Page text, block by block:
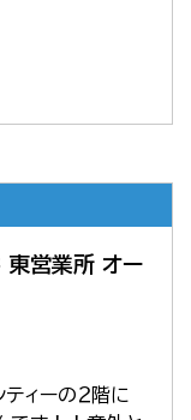
東営業所 オー
ティーの２階に